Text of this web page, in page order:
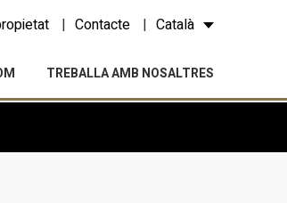
Contacte Català
TREBALLA AMB NOSALTRES